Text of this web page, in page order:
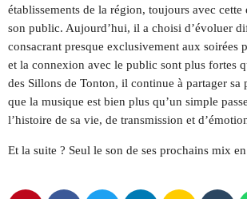
établissements de la région, toujours avec
son public. Aujourd’hui, il a choisi d’évoluer
consacrant presque exclusivement aux soirées
et la connexion avec le public sont plus fortes
des Sillons de Tonton, il continue à partager sa
que la musique est bien plus qu’un simple
l’histoire de sa vie, de transmission et
Et la suite ? Seul le son de ses prochains mix